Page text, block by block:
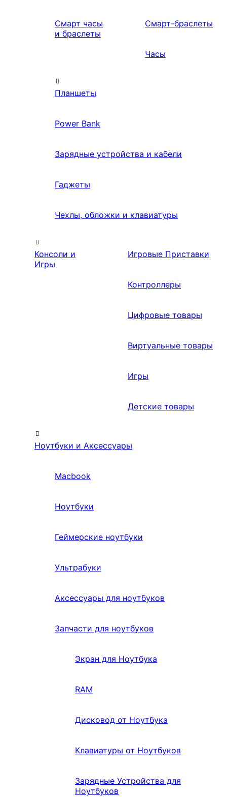
Смарт часы
и браслеты
Смарт-браслеты
Часы
Планшеты
Power Bank
Зарядные устройства и кабели
Гаджеты
Чехлы, обложки и клавиатуры
Консоли и
Игры
Игровые Приставки
Контроллеры
Цифровые товары
Виртуальные товары
Игры
Детские товары
Ноутбуки и Аксессуары
Macbook
Ноутбуки
Геймерские ноутбуки
Ультрабуки
Аксессуары для ноутбуков
Запчасти для ноутбуков
Экран для Ноутбука
RAM
Дисковод от Ноутбука
Клавиатуры от Ноутбуков
Зарядные Устройства для
Ноутбуков